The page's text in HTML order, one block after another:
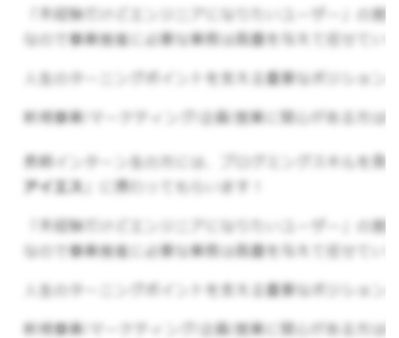
その他サイト運営
▼会社の雰囲気
社風はフラットな環境のため、自分の意見や企画
人のために働くことにやりがいを感じる方や、チ
ームで働くことが好きな方、結果に繋げることに
こだわりたい方にとって面白い環境だと思いま